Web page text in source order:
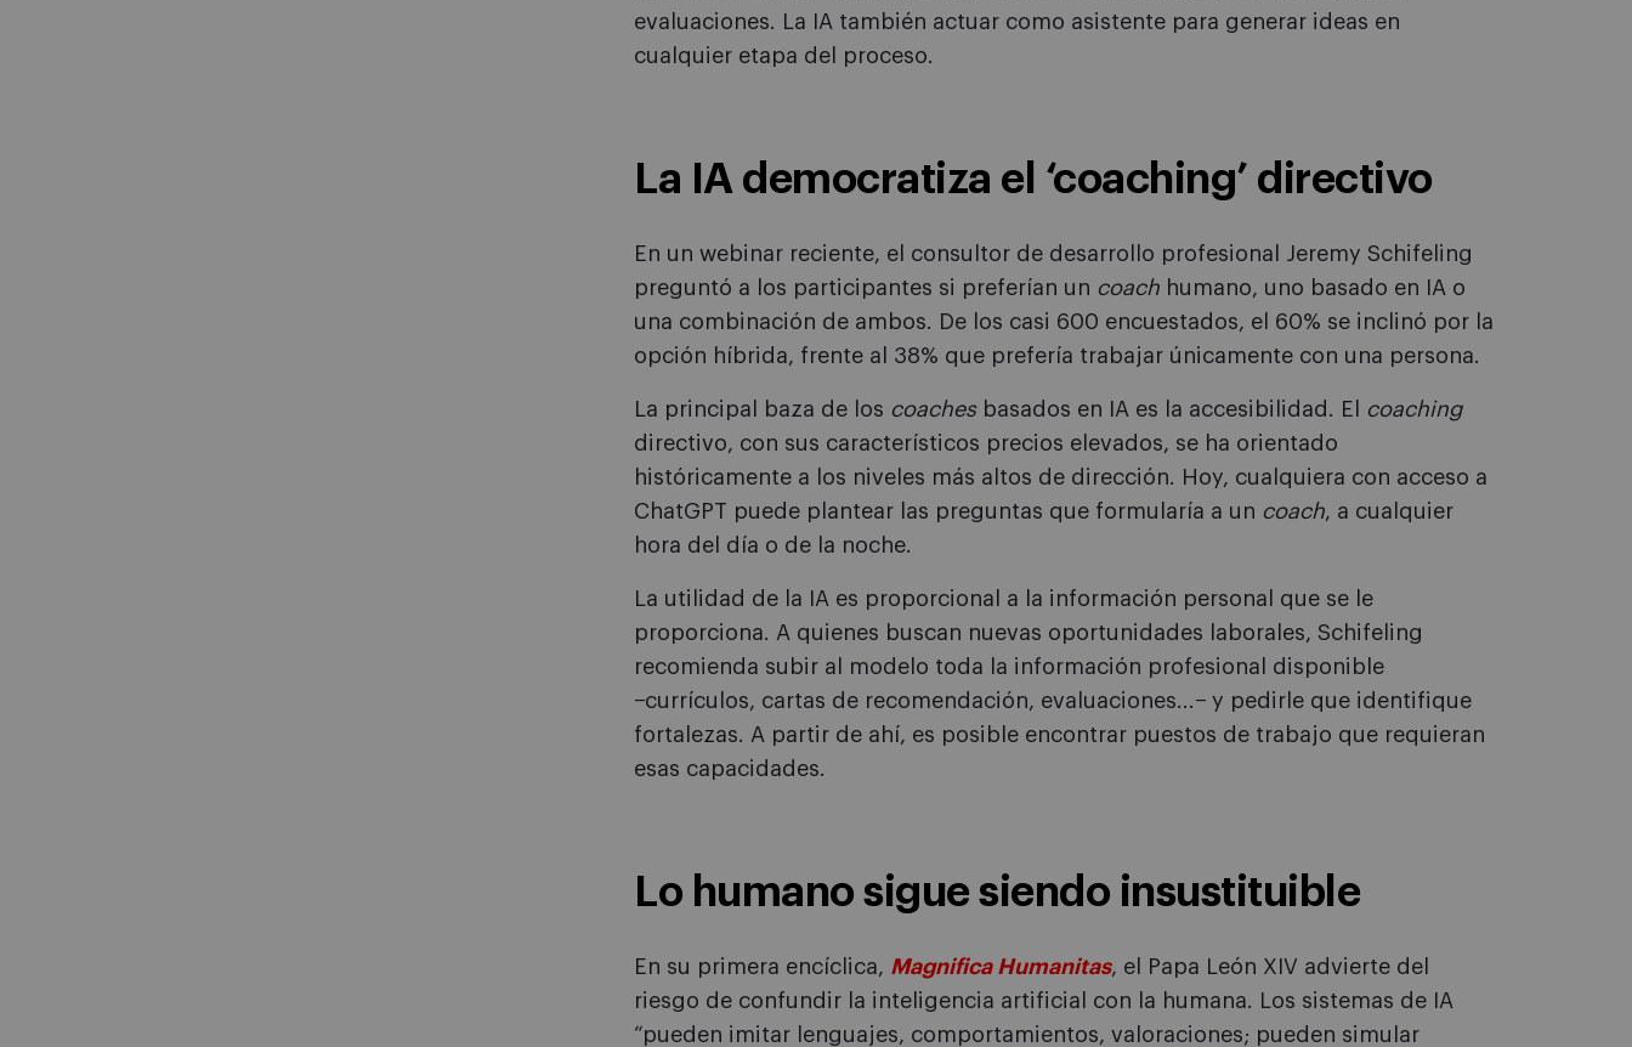
evaluaciones. La IA también actuar como asistente para generar ideas en
cualquier etapa del proceso.
La IA democratiza el ‘coaching’ directivo
En un webinar reciente, el consultor de desarrollo profesional Jeremy Schifeling
preguntó a los participantes si preferían un coach humano, uno basado en IA o
una combinación de ambos. De los casi 600 encuestados, el 60% se inclinó por la
opción híbrida, frente al 38% que prefería trabajar únicamente con una persona.
La principal baza de los coachesbasados en IA es la accesibilidad. El
coaching
directivo, con sus característicos precios elevados, se ha orientado
históricamente a los niveles más altos de dirección. Hoy, cualquiera con acceso a
ChatGPT puede plantear las preguntas que formularía a un coach, a cualquier
hora del día o de la noche.
La utilidad de la IA es proporcional a la información personal que se le
proporciona. A quienes buscan nuevas oportunidades laborales, Schifeling
recomienda subir al modelo toda la información profesional disponible
−currículos, cartas de recomendación, evaluaciones...− y pedirle que identifique
fortalezas. A partir de ahí, es posible encontrar puestos de trabajo que requieran
esas capacidades.
Lo humano sigue siendo insustituible
En su primera encíclica, Magnifica Humanitas, el Papa León XIV advierte del
riesgo de confundir la inteligencia artificial con la humana. Los sistemas de IA
“pueden imitar lenguajes, comportamientos, valoraciones; pueden simular